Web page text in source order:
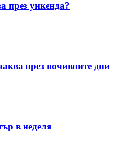
през уикенда?
през почивните дни
в неделя